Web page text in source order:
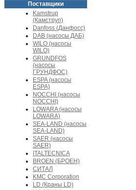
Поставщики
Kamstrup
(Камструп)
Danfoss (Данфосс)
DAB (насосы ДАБ)
WILO (насосы
WILO)
GRUNDFOS
(насосы
ГРУНДФОС)
ESPA (насосы
ESPA)
NOCCHI (насосы
NOCCHI)
LOWARA (насосы
LOWARA)
SEA-LAND (насосы
SEA-LAND)
SAER (насосы
SAER)
ITALTECNICA
BROEN (БРОЕН)
СИТАЛ
KMC Corporation
LD (Краны LD)